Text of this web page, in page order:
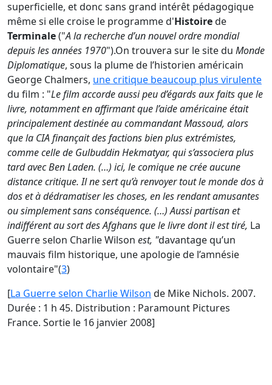
superficielle, et donc sans grand intérêt pédagogique
même si elle croise le programme d'Histoirede
Terminale("A la recherche d’un nouvel ordre mondial
depuis les années 1970").On trouvera sur le site du Monde
Diplomatique, sous la plume de l’historien américain
George Chalmers, une critique beaucoup plus virulente
du film : "Lefilm accorde aussi peu d’égards aux faits que le
livre, notamment en affirmant que l’aide américaine était
principalement destinée au commandant Massoud, alors
que la CIA finançait des factions bien plus extrémistes,
comme celle de Gulbuddin Hekmatyar, qui s’associera plus
tard avec Ben Laden. (…) ici, le comique ne crée aucune
distance critique. Il ne sert qu’à renvoyer tout le monde dos à
dos et à dédramatiser les choses, en les rendant amusantes
ou simplement sans conséquence. (…) Aussi partisan et
indifférent au sort des Afghans que le livre dont il est tiré, La
Guerre selon Charlie Wilson est, "davantage qu’un
mauvais film historique, une apologie de l’amnésie
volontaire"(3)
[La Guerre selon Charlie Wilson de Mike Nichols. 2007.
Durée : 1 h 45. Distribution : Paramount Pictures
France. Sortie le 16 janvier 2008]